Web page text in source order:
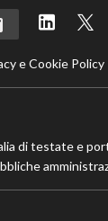
e Cookie Policy
di testate e